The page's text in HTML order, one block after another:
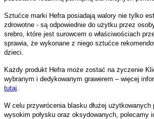
Sztućce marki Hefra posiadają walory nie tylko
zdrowotne - są odpowiednie do użytku przez
srebro, które jest surowcem o właściwościach
sprawia, że wykonane z niego sztućce
dzieci.
Każdy produkt Hefra może zostać na życzenie
wybranym i dedykowanym grawerem – więcej
tutaj
W celu przywrócenia blasku dłużej użytkowanych
wysokim połysku oraz oksydowanych, polecamy